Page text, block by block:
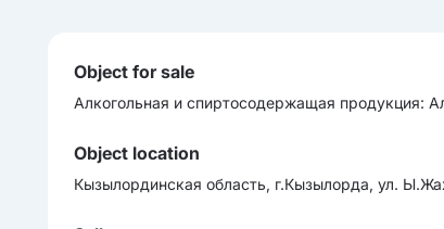
Object for sale
Алкогольная и cпиртоcодержащая продукция:
Object location
Кызылординская область, г.Кызылорда, ул.